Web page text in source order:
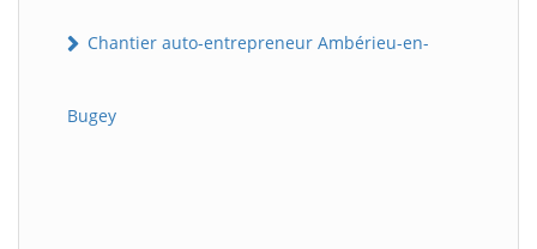
Chantier auto-entrepreneur Ambérieu-en-
Bugey